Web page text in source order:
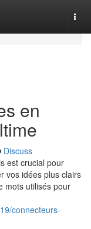
en
Discuss
est crucial pour
vos idées plus clairs
mots utilisés pour
connecteurs-